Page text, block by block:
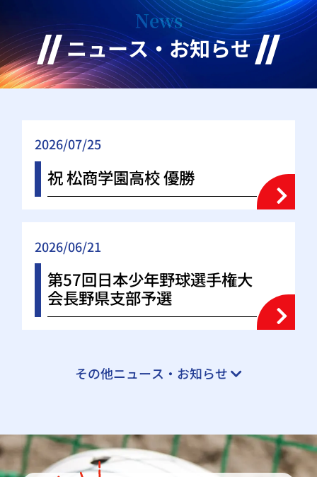
News
ニュース・お知らせ
2026/07/25
祝 松商学園高校 優勝
2026/06/21
第57回日本少年野球選手権大
会長野県支部予選
その他ニュース・お知らせ